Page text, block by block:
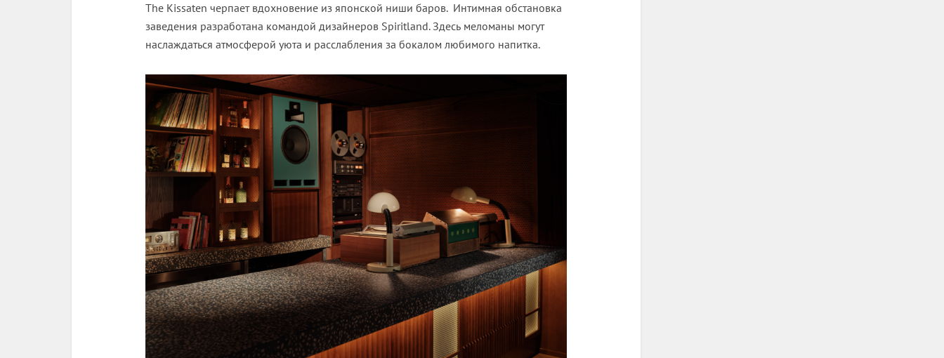
The Kissaten черпает вдохновение из японской ниши баров. Интимная обстановка
заведения разработана командой дизайнеров Spiritland. Здесь меломаны могут
наслаждаться атмосферой уюта и расслабления за бокалом любимого напитка.